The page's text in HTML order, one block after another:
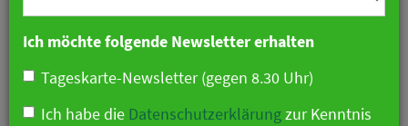
Ich möchte folgende Newsletter erhalten
Tageskarte-Newsletter (gegen 8.30 Uhr)
Ich habe die Datenschutzerklärungzur Kenntnis